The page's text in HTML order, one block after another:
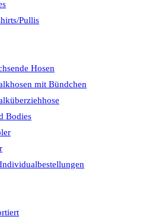
Pullis
Hosen
mit Bündchen
Bodies